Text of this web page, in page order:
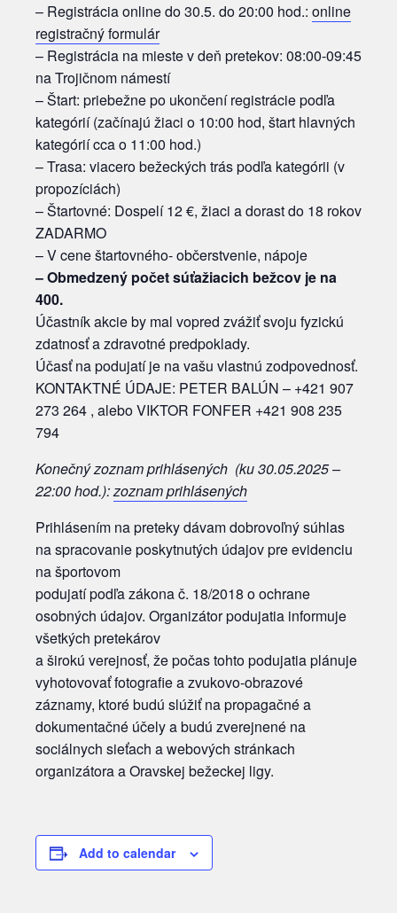
– Registrácia online do 30.5. do 20:00 hod.: online
registračný formulár
– Registrácia na mieste v deň pretekov: 08:00-09:45
na Trojičnom námestí
– Štart: priebežne po ukončení registrácie podľa
kategórií (začínajú žiaci o 10:00 hod, štart hlavných
kategórií cca o 11:00 hod.)
– Trasa: viacero bežeckých trás podľa kategórii (v
propozíciách)
– Štartovné: Dospelí 12 €, žiaci a dorast do 18 rokov
ZADARMO
– V cene štartovného- občerstvenie, nápoje
– Obmedzený počet súťažiacich bežcov je na
400.
Účastník akcie by mal vopred zvážiť svoju fyzickú
zdatnosť a zdravotné predpoklady.
Účasť na podujatí je na vašu vlastnú zodpovednosť.
KONTAKTNÉ ÚDAJE: PETER BALÚN – +421 907
273 264 , alebo VIKTOR FONFER +421 908 235
794
Konečný zoznam prihlásených (ku 30.05.2025 –
22:00 hod.):zoznam prihlásených
Prihlásením na preteky dávam dobrovoľný súhlas
na spracovanie poskytnutých údajov pre evidenciu
na športovom
podujatí podľa zákona č. 18/2018 o ochrane
osobných údajov. Organizátor podujatia informuje
všetkých pretekárov
a širokú verejnosť, že počas tohto podujatia plánuje
vyhotovovať fotografie a zvukovo-obrazové
záznamy, ktoré budú slúžiť na propagačné a
dokumentačné účely a budú zverejnené na
sociálnych sieťach a webových stránkach
organizátora a Oravskej bežeckej ligy.
Add to calendar